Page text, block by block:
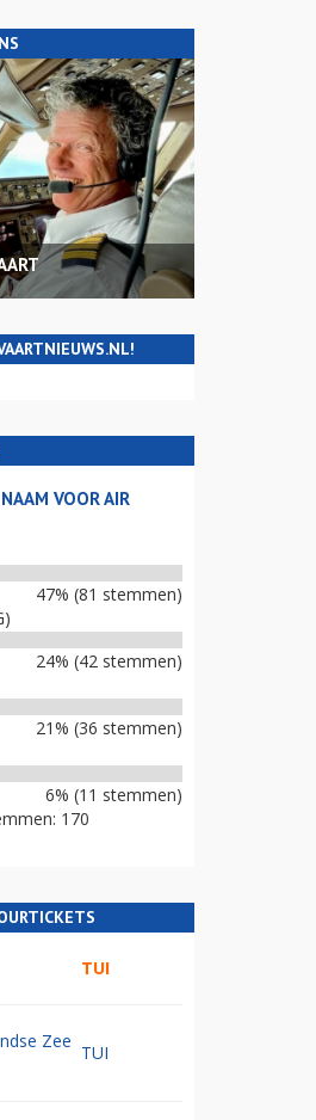
VOOR AIR
47% (81 stemmen)
24% (42 stemmen)
21% (36 stemmen)
6% (11 stemmen)
170
TUI
Zee
TUI